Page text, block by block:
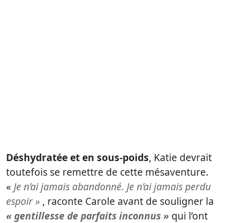
Déshydratée et en sous-poids, Katie devrait
toutefois se remettre de cette mésaventure.
« Je n’ai jamais abandonné. Je n’ai jamais perdu
espoir » , raconte Carole avant de souligner la
« gentillesse de parfaits inconnus » qui l’ont